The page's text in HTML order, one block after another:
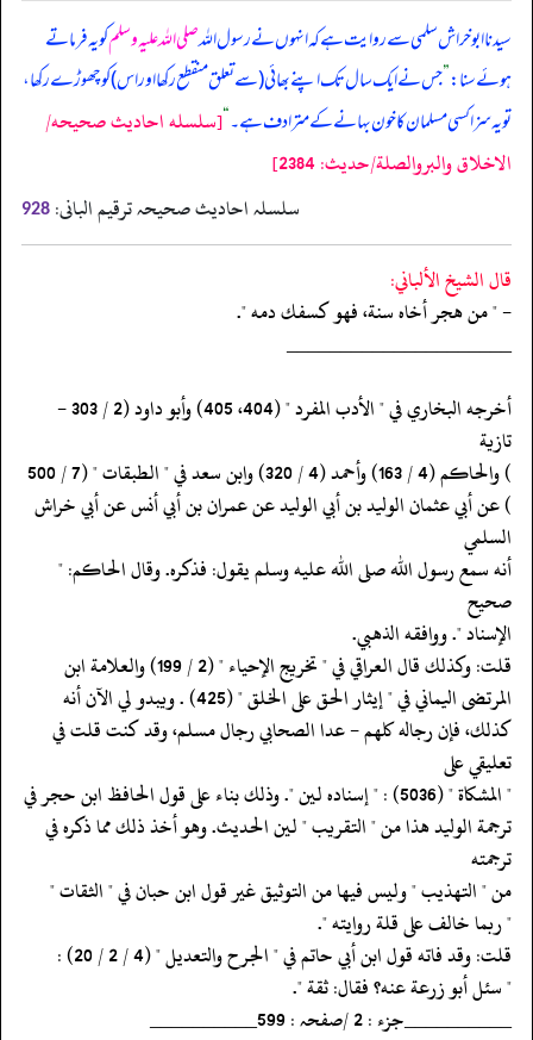
سیدنا ابوخراش سلمی سے روایت ہے کہ انہوں نے رسول اللہصلی اللہ علیہ وسلمکو یہ فرماتے
ہوئے سنا:”جس نے ایک سال تک اپنے بھائی (‏‏‏‏سے تعلق منقطع رکھا اور اس) کو چھوڑے رکھا،
تو یہ سزا کسی مسلمان کا خون بہانے کے مترادف ہے۔“[سلسله احاديث صحيحه/
الاخلاق والبروالصلة/حدیث: 2384]
سلسلہ احادیث صحیحہ ترقیم البانی: 928
قال الشيخ الألباني:
- " من هجر أخاه سنة، فهو كسفك دمه ".
‏‏‏‏_____________________
‏‏‏‏أخرجه البخاري في " الأدب المفرد " (404، 405) وأبو داود (2 / 303 -
تازية
‏‏‏‏) والحاكم (4 / 163) وأحمد (4 / 320) وابن سعد في " الطبقات " (7 / 500
‏‏‏‏) عن أبي عثمان الوليد بن أبي الوليد عن عمران بن أبي أنس عن أبي خراش
السلمي
‏‏‏‏أنه سمع رسول الله صلى الله عليه وسلم يقول: فذكره. وقال الحاكم: "
صحيح
‏‏‏‏الإسناد ". ووافقه الذهبي.
‏‏‏‏قلت: وكذلك قال العراقي في " تخريج الإحياء " (2 / 199) والعلامة ابن
‏‏‏‏المرتضى اليماني في " إيثار الحق على الخلق " (425) . ويبدو لي الآن أنه
‏‏‏‏كذلك، فإن رجاله كلهم - عدا الصحابي رجال مسلم، وقد كنت قلت في
تعليقي على
‏‏‏‏" المشكاة " (5036) : " إسناده لين ". وذلك بناء على قول الحافظ ابن حجر في
‏‏‏‏ترجمة الوليد هذا من " التقريب " لين الحديث. وهو أخذ ذلك مما ذكره في
ترجمته
‏‏‏‏من " التهذيب " وليس فيها من التوثيق غير قول ابن حبان في " الثقات "
‏‏‏‏" ربما خالف على قلة روايته ".
‏‏‏‏قلت: وقد فاته قول ابن أبي حاتم في " الجرح والتعديل " (4 / 2 / 20) :
‏‏‏‏" سئل أبو زرعة عنه؟ فقال: ثقة ".
‏‏‏‏__________جزء : 2 /صفحہ : 599__________